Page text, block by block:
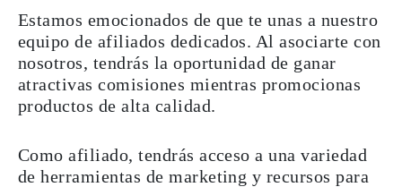
Estamos emocionados de que te unas a nuestro
equipo de afiliados dedicados. Al asociarte con
nosotros, tendrás la oportunidad de ganar
atractivas comisiones mientras promocionas
productos de alta calidad.
Como afiliado, tendrás acceso a una variedad
de herramientas de marketing y recursos para